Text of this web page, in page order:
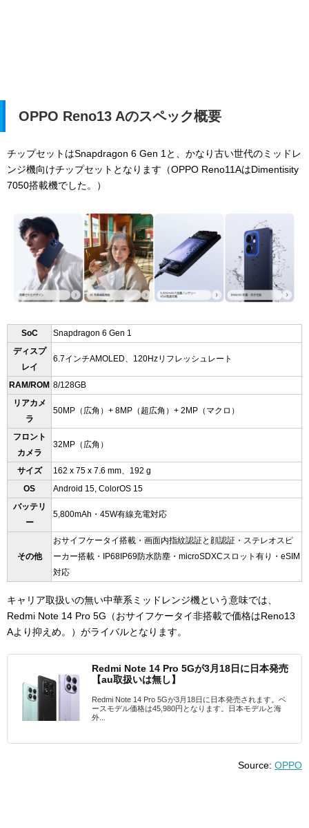
OPPO Reno13 Aのスペック概要
チップセットはSnapdragon 6 Gen 1と、かなり古い世代のミッドレ
ンジ機向けチップセットとなります（OPPO Reno11AはDimentisity
7050搭載機でした。）
SoC
Snapdragon 6 Gen 1
ディスプ
レイ
6.7インチAMOLED、120Hzリフレッシュレート
RAM/ROM 8/128GB
リアカメ
ラ
50MP（広角）+ 8MP（超広角）+ 2MP（マクロ）
フロント
カメラ
32MP（広角）
サイズ
162 x 75 x 7.6 mm、192 g
OS
Android 15, ColorOS 15
バッテリ
ー
5,800mAh・45W有線充電対応
その他
おサイフケータイ搭載・画面内指紋認証と顔認証・ステレオスピ
ーカー搭載・
IP68IP69防水防塵・ microSDXCスロット有り・eSIM
対応
キャリア取扱いの無い中華系ミッドレンジ機という意味では、
Redmi Note 14 Pro 5G（おサイフケータイ非搭載で価格はReno13
Aより抑えめ。）がライバルとなります。
Redmi Note 14 Pro 5Gが3月18日に日本発売
【au取扱いは無し】
Redmi Note 14 Pro 5Gが3月18日に日本発売されます。ベ
ースモデル価格は45,980円となります。日本モデルと海
外...
Source: OPPO